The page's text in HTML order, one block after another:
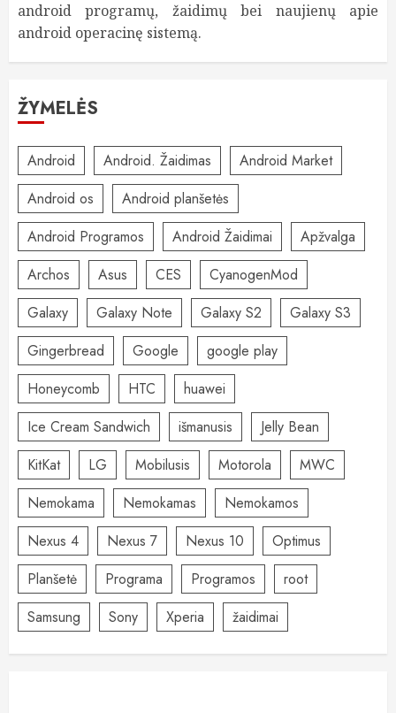
android programų, žaidimų bei naujienų apie
android operacinę sistemą.
ŽYMELĖS
Android Android. Žaidimas
Android Market
Android os
Android planšetės
Android Programos
Android Žaidimai
Apžvalga
Archos
Asus CES
CyanogenMod
Galaxy
Galaxy Note Galaxy S2
Galaxy S3
Gingerbread
Google
google play
Honeycomb
HTC
huawei
Ice Cream Sandwich
išmanusis
Jelly Bean
KitKat
LG Mobilusis Motorola
MWC
Nemokama
Nemokamas
Nemokamos
Nexus 4
Nexus 7 Nexus 10
Optimus
Planšetė
Programa Programos
root
Samsung
Sony Xperia žaidimai